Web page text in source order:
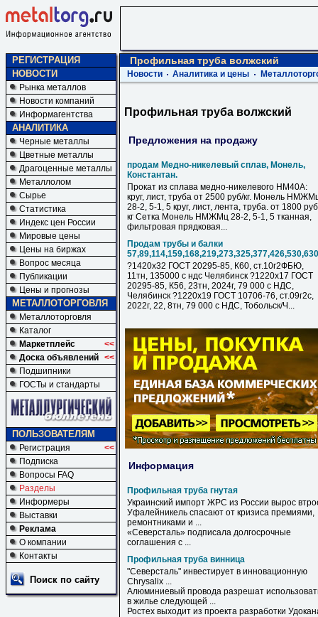
РЕГИСТРАЦИЯ
НОВОСТИ
Рынка металлов
Новости компаний
Информагентства
АНАЛИТИКА
Черные металлы
Цветные металлы
Драгоценные металлы
Металлолом
Сырье
Статистика
Индекс цен России
Мировые цены
Цены на биржах
Вопрос месяца
Публикации
Цены и прогнозы
МЕТАЛЛОТОРГОВЛЯ
Металлоторговля
Каталог
Маркетплейс
<<
Доска объявлений <<
Подшипники
ГОСТы и стандарты
ПОЛЬЗОВАТЕЛЯМ
Регистрация
<<
Подписка
Вопросы FAQ
Разделы
Информеры
Выставки
Реклама
О компании
Контакты
Поиск по сайту
Профильная труба волжский
Новости Аналитика и цены
Профильная труба волжский
Предложения на продажу
продам Медно-никелевый сплав, Монель,
Константан.
Прокат из сплава медно-никелевого НМ40А:
круг, лист, труба от 2500 руб/кг. Монель
28-2, 5-1, 5 круг, лист, лента, труба. от 1800
кг Сетка Монель НМЖМц 28-2, 5-1, 5 тканная,
фильтровая прядковая...
Продам трубы и балки
?1420х32 ГОСТ 20295-85, К60, ст.10г2ФБЮ,
11тн, 135000 с ндс Челябинск ?1220х17 ГОСТ
20295-85, К56, 23тн, 2024г, 79 000 с НДC,
Челябинск ?1220х19 ГОСТ 10706-76, ст.09г2с,
2022г, 22, 8тн, 79 000 с НДC, Тобольск/Ч...
Информация
Профильная труба гнутая
Украинский импорт ЖРС из России вырос
Уфалейникель спасают от кризиса премиями,
ремонтниками и ...
«Северсталь» подписала долгосрочные
соглашения с ...
Профильная труба винница
"Северсталь" инвестирует в инновационную
Chrysalix ...
Алюминиевый провода разрешат
в жилье следующей ...
Ростех выходит из проекта разработки